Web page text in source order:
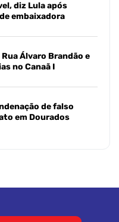
diz Lula após
embaixadora
Álvaro Brandão e
no Canaã I
de falso
em Dourados